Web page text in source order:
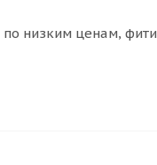
низким ценам,